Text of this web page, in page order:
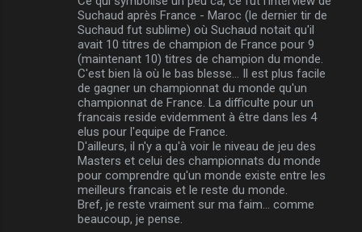
Suchaud après France - Maroc (le dernier tir de
Suchaud fut sublime) où Suchaud notait qu'il
avait 10 titres de champion de France pour 9
(maintenant 10) titres de champion du monde.
C'est bien là où le bas blesse... Il est plus facile
de gagner un championnat du monde qu'un
championnat de France. La difficulte pour un
francais reside evidemment à être dans les 4
elus pour l'equipe de France.
D'ailleurs, il n'y a qu'à voir le niveau de jeu des
Masters et celui des championnats du monde
pour comprendre qu'un monde existe entre les
meilleurs francais et le reste du monde.
Bref, je reste vraiment sur ma faim... comme
beaucoup, je pense.